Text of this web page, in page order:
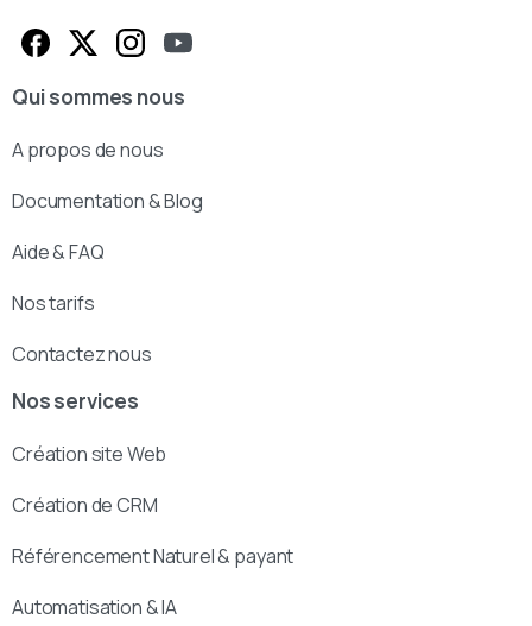
Qui sommes nous
A propos de nous
Documentation & Blog
Aide & FAQ
Nos tarifs
Contactez nous
Nos services
Création site Web
Création de CRM
Référencement Naturel & payant
Automatisation & IA